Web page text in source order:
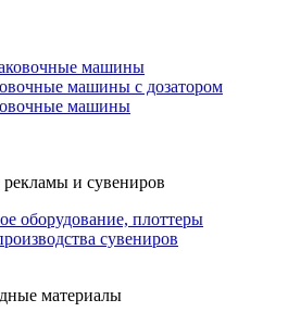
машины
машины с дозатором
машины
рекламы и сувениров
оборудование, плоттеры
сувениров
материалы